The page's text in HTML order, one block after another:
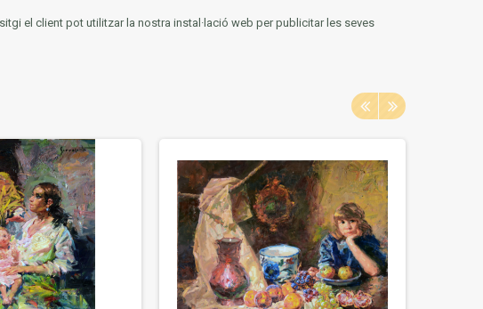
el client pot utilitzar la nostra instal·lació web per publicitar les seves